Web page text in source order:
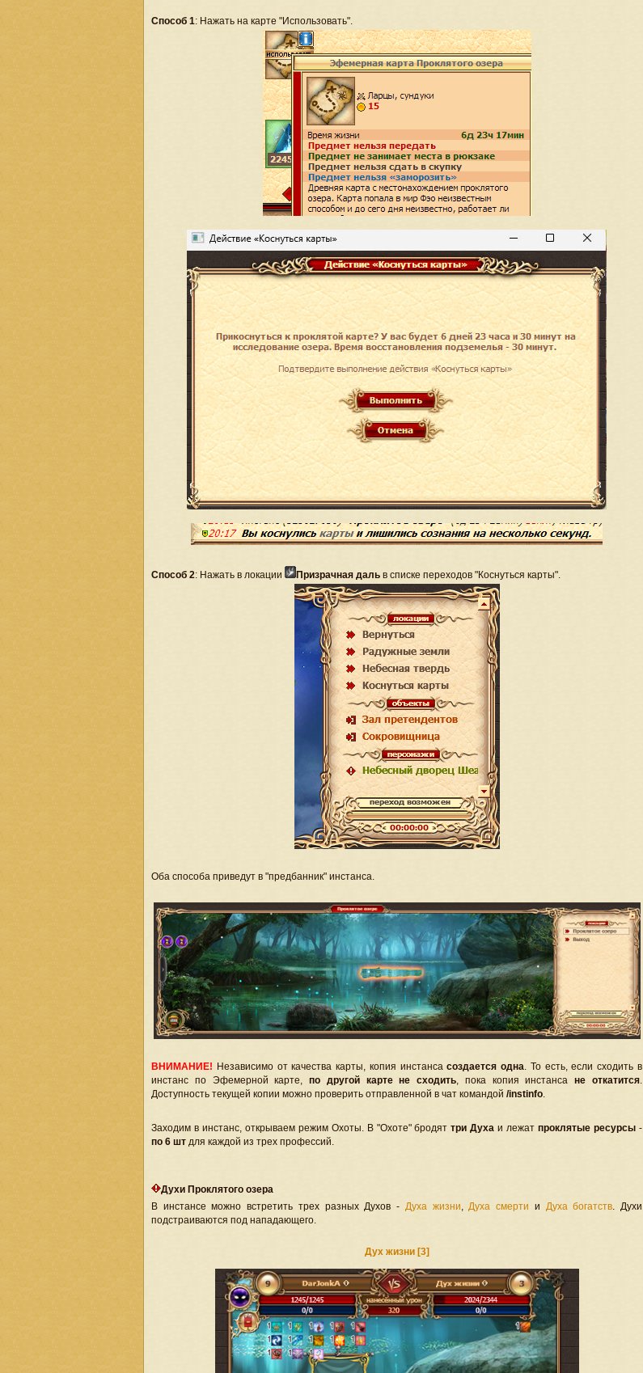
Способ 1: Нажать на карте "Использовать".
Способ 2: Нажать в локации Призрачная даль в списке переходов "Коснуться карты".
Оба способа приведут в "предбанник" инстанса.
ВНИМАНИЕ! Независимо от качества карты, копия инстансасоздается одна. То есть, если сходить в
инстанс по Эфемерной карте,по другой карте не сходить, пока копия инстансане откатится.
Доступность текущей копии можно проверить отправленной в чат командой /instinfo.
Заходим в инстанс, открываем режим Охоты. В "Охоте" бродяттри Духа и лежатпроклятые ресурсы -
по 6 шт для каждой из трех профессий.
Духи Проклятого озера
В инстансе можно встретить трех разных Духов - Духа жизни,Духа смерти и Духа богатств. Духи
подстраиваются под нападающего.
Дух жизни [3]